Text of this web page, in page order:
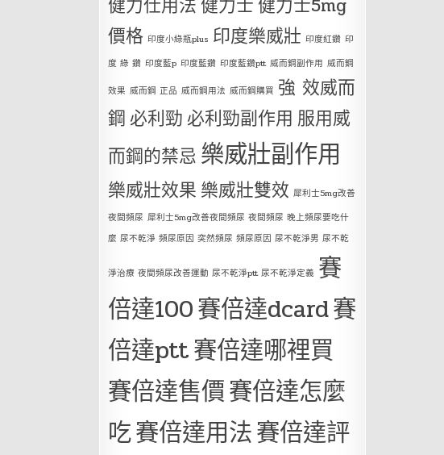
健力仕用法健力士健力士5mg
價格 印度小綠瓶plus 印度樂威壯 印度紅鑽 印
度 綠 鑽 印度藍p 印度藍鑽 印度藍鑽ptt 威而鋼副作用 威而鋼
效果 威而鋼 正品 威而鋼用法 威而鋼購買 強 效威而
鋼 必利勁 必利勁副作用 服用威
而鋼的禁忌 樂威壯副作用
樂威壯效果 樂威壯雙效 犀利士5mg改善
夜間頻尿 犀利士5mg改善夜間頻尿 夜間頻尿 晚上頻尿要吃什
麼 尿不乾淨 頻尿原因 突然頻尿 頻尿原因 尿不乾淨男 尿不乾
淨治療 夜間頻尿改善運動 尿不乾淨ptt 尿不乾淨定義 賽
倍達100賽倍達dcard賽
倍達ptt賽倍達哪裡買
賽倍達售價賽倍達怎麼
吃賽倍達用法賽倍達評